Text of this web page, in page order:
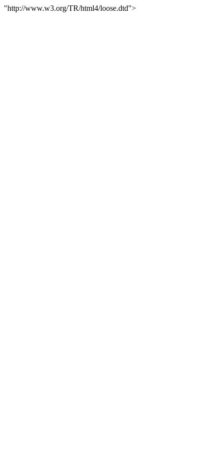
"http://www.w3.org/TR/html4/loose.dtd">